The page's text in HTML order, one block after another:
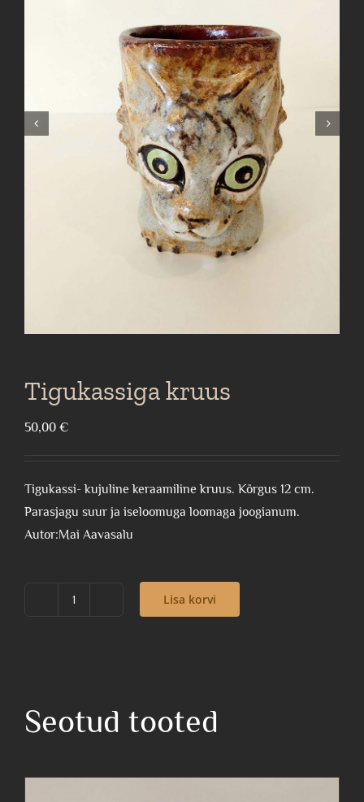
Tigukassiga kruus
50,00 €
Tigukassi- kujuline keraamiline kruus. Kõrgus 12 cm.
Parasjagu suur ja iseloomuga loomaga joogianum.
Autor:Mai Aavasalu
Lisa korvi
Seotud tooted